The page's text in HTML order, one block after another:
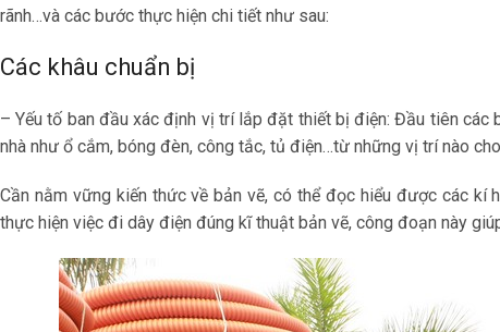
rãnh…và các bước thực hiện chi tiết như sau:
Các khâu chuẩn bị
– Yếu tố ban đầu xác định vị trí lắp đặt thiết bị điện: Đầu tiên
nhà như ổ cắm, bóng đèn, công tắc, tủ điện…từ những vị trí nào
Cần nằm vững kiến thức về bản vẽ, có thể đọc hiểu được các
thực hiện việc đi dây điện đúng kĩ thuật bản vẽ, công đoạn này